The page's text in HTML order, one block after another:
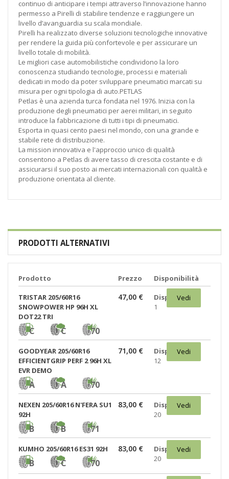
continuo di anticipare i tempi attraverso l’innovazione hanno
permesso a Pirelli di stabilire tendenze e raggiungere un
livello d’avanguardia su scala mondiale.
Pirelli ha realizzato diverse soluzioni tecnologiche innovative
per rendere la guida più confortevole e per assicurare un
livello totale di mobilità.
Le migliori case automobilistiche condividono la loro
conoscenza studiando tecnologie, processi e materiali
dedicati in modo da poter sviluppare pneumatici marcati su
misura per ogni tipologia di auto.PETLAS
Petlas è una azienda turca fondata nel 1976. Inizia con la
produzione degli pneumatici per aerei militari, in seguito
introduce la fabbricazione di tutti i tipi di pneumatici.
Esporta in quasi cento paesi nel mondo, con una grande e
stabile rete di distribuzione.
La mission innovativa e l'approccio unico di qualità
consentono a Petlas di avere tasso di crescita costante e di
assicurarsi il suo posto ai mercati internazionali con qualità e
produzione orientata al cliente.
PRODOTTI ALTERNATIVI
Prodotto Prezzo Disponibilità
TRISTAR 205/60R16
SNOWPOWER HP 96H XL
DOT22 TRI
C C 70
47,00 €
Disponibili:
1
Vedi
GOODYEAR 205/60R16
EFFICIENTGRIP PERF 2 96H XL
EVR DEMO
A A 70
71,00 €
Disponibili:
12
Vedi
NEXEN 205/60R16 N'FERA SU1
92H
B B 71
83,00 €
Disponibili:
20
Vedi
KUMHO 205/60R16 ES31 92H
B C 70
83,00 €
Disponibili:
20
Vedi